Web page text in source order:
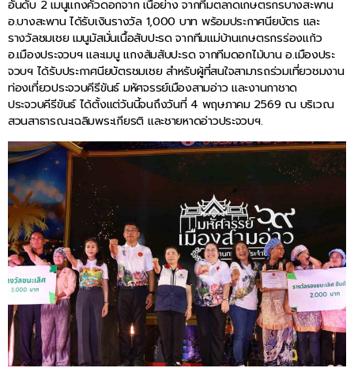
อันดับ 2 เมนูแกงคั่วดอกจาก เนื้อย่าง จากทีมตลาดเกษตรกรบางสะพาน
อ.บางสะพาน ได้รับเงินรางวัล 1,000 บาท พร้อมประกาศนียบัตร และ
รางวัลชมเชย เมนูมัสมั่นเนื้อสับปะรด จากทีมแม่บ้านเกษตรกรร่องแก้ว
อ.เมืองประจวบฯ และเมนู แกงส้มสับปะรด จากทีมดอกไม้บาน อ.เมืองประ
จวบฯ ได้รับประกาศนียบัตรชมเชย สำหรับผู้ที่สนใจสามารถร่วมเที่ยวชมงาน
ท่องเที่ยวประจวบคีรีขันธ์ มหัศจรรย์เมืองสามอ่าว และงานกาชาด
ประจวบคีรีขันธ์ ได้ตั้งแต่วันนี้จนถึงวันที่ 4 พฤษภาคม 2569 ณ บริเวณ
สวนสาธารณะเฉลิมพระเกียรติ และชายหาดอ่าวประจวบฯ.